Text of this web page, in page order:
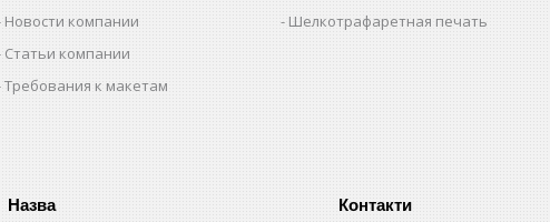
Новости компании
Статьи компании
Требования к макетам
Шелкотрафаретная печать